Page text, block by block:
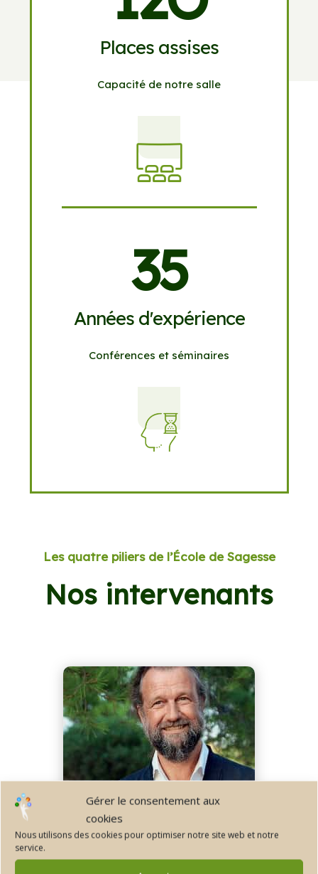
Gérer le consentement aux
cookies
Nous utilisons des cookies pour optimiser notre site web et notre
service.
Places assises
Capacité de notre salle
35
Années d'expérience
Conférences et séminaires
Les quatre piliers de l’École de Sagesse
Nos intervenants
Jean-Yves Leloup
Théologien